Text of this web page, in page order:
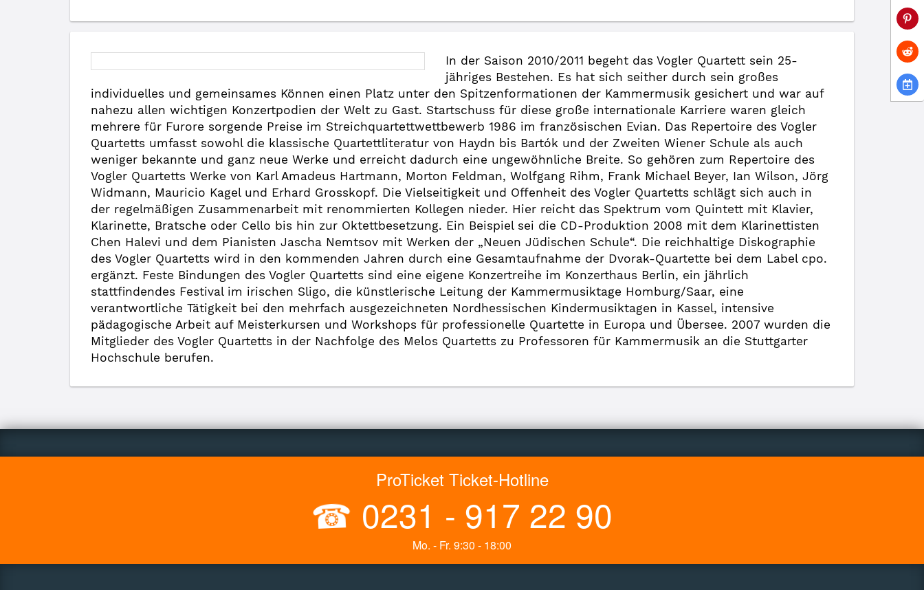
In der Saison 2010/2011 begeht das Vogler Quartett sein 25-
jähriges Bestehen. Es hat sich seither durch sein großes
individuelles und gemeinsames Können einen Platz unter den Spitzenformationen der Kammermusik gesichert und war auf
nahezu allen wichtigen Konzertpodien der Welt zu Gast. Startschuss für diese große internationale Karriere waren gleich
mehrere für Furore sorgende Preise im Streichquartettwettbewerb 1986 im französischen Evian. Das Repertoire des Vogler
Quartetts umfasst sowohl die klassische Quartettliteratur von Haydn bis Bartók und der Zweiten Wiener Schule als auch
weniger bekannte und ganz neue Werke und erreicht dadurch eine ungewöhnliche Breite. So gehören zum Repertoire des
Vogler Quartetts Werke von Karl Amadeus Hartmann, Morton Feldman, Wolfgang Rihm, Frank Michael Beyer, Ian Wilson, Jörg
Widmann, Mauricio Kagel und Erhard Grosskopf. Die Vielseitigkeit und Offenheit des Vogler Quartetts schlägt sich auch in
der regelmäßigen Zusammenarbeit mit renommierten Kollegen nieder. Hier reicht das Spektrum vom Quintett mit Klavier,
Klarinette, Bratsche oder Cello bis hin zur Oktettbesetzung. Ein Beispiel sei die CD-Produktion 2008 mit dem Klarinettisten
Chen Halevi und dem Pianisten Jascha Nemtsov mit Werken der „Neuen Jüdischen Schule“. Die reichhaltige Diskographie
des Vogler Quartetts wird in den kommenden Jahren durch eine Gesamtaufnahme der Dvorak-Quartette bei dem Label cpo.
ergänzt. Feste Bindungen des Vogler Quartetts sind eine eigene Konzertreihe im Konzerthaus Berlin, ein jährlich
stattfindendes Festival im irischen Sligo, die künstlerische Leitung der Kammermusiktage Homburg/Saar, eine
verantwortliche Tätigkeit bei den mehrfach ausgezeichneten Nordhessischen Kindermusiktagen in Kassel, intensive
pädagogische Arbeit auf Meisterkursen und Workshops für professionelle Quartette in Europa und Übersee. 2007 wurden die
Mitglieder des Vogler Quartetts in der Nachfolge des Melos Quartetts zu Professoren für Kammermusik an die Stuttgarter
Hochschule berufen.
ProTicket Ticket-Hotline
☎ 0231 - 917 22 90
Mo. - Fr. 9:30 - 18:00